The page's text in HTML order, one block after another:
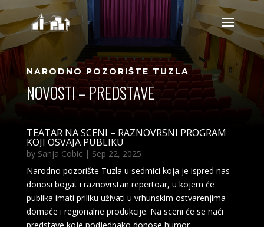
NARODNO POZORIŠTE TUZLA
NOVOSTI – PREDSTAVE
TEATAR NA SCENI – RAZNOVRSNI PROGRAM
KOJI OSVAJA PUBLIKU
by Sanja Cobic| Sep 22, 2025
Narodno pozorište Tuzla u sedmici koja je ispred nas
donosi bogat i raznovrstan repertoar, u kojem će
publika imati priliku uživati u vrhunskim ostvarenjima
domaće i regionalne produkcije. Na sceni će se naći